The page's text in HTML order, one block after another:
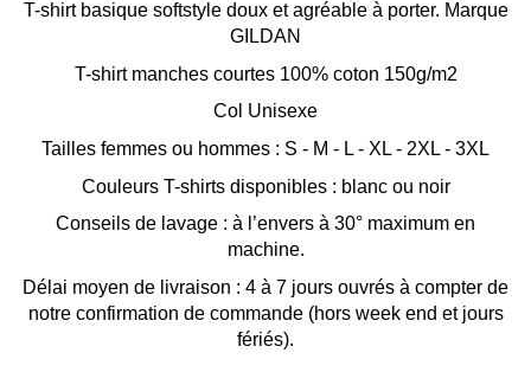
T-shirt basique softstyle doux et agréable à porter. Marque
GILDAN
T-shirt manches courtes 100% coton 150g/m2
Col Unisexe
Tailles femmes ou hommes : S - M - L - XL - 2XL - 3XL
Couleurs T-shirts disponibles : blanc ou noir
Conseils de lavage : à l’envers à 30° maximum en
machine.
Délai moyen de livraison : 4 à 7 jours ouvrés à compter de
notre confirmation de commande (hors week end et jours
fériés).